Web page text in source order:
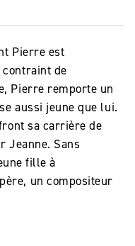
Pierre est
de
Pierre remporte un
aussi jeune que lui.
sa carrière de
Jeanne. Sans
fille à
un compositeur